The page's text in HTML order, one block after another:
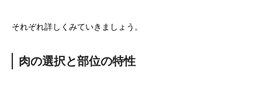
それぞれ詳しくみていきましょう。
肉の選択と部位の特性